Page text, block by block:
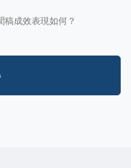
成效表現如何？